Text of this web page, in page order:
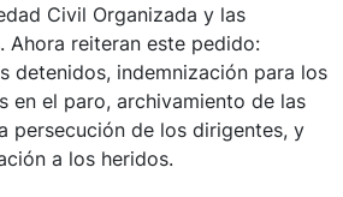
Civil Organizada y las
Ahora reiteran este pedido:
detenidos, indemnización para los
en el paro, archivamiento de las
persecución de los dirigentes, y
a los heridos.